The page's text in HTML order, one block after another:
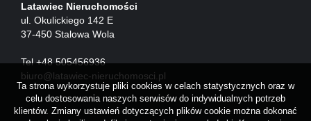
Latawiec Nieruchomości
ul. Okulickiego 142 E
37-450 Stalowa Wola
Tel +48 505456936
biuro@latawiec-nieruchomosci.pl
Ta strona wykorzystuje pliki cookies w celach statystycznych oraz w
celu dostosowania naszych serwisów do indywidualnych potrzeb
klientów. Zmiany ustawień dotyczących plików cookie można dokonać